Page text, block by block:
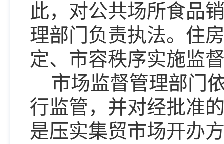
此，对公共场所食品
理部门负责执法。住
定、市容秩序实施监
市场监督管理部门
行监管，并对经批准
是压实集贸市场开办